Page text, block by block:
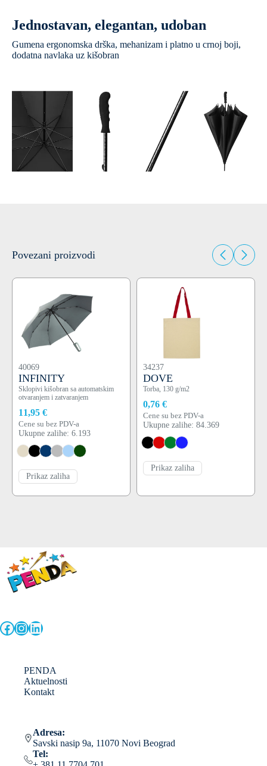
Jednostavan, elegantan, udoban
Gumena ergonomska drška, mehanizam i platno u crnoj boji,
dodatna navlaka uz kišobran
Povezani proizvodi
40069
INFINITY
Sklopivi kišobran sa automatskim
otvaranjem i zatvaranjem
11,95 €
Cene su bez PDV-a
Ukupne zalihe: 6.193
Prikaz zaliha
34237
DOVE
Torba, 130 g/m2
0,76 €
Cene su bez PDV-a
Ukupne zalihe: 84.369
Prikaz zaliha
Facebook
Instagram
LinkedIn
PENDA
Aktuelnosti
Kontakt
Adresa:
Savski nasip 9a, 11070 Novi Beograd
Tel: